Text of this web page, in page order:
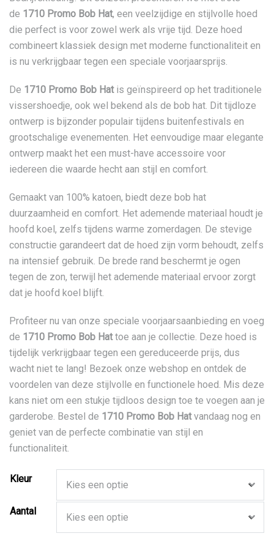
de 1710 Promo Bob Hat, een veelzijdige en stijlvolle hoed
die perfect is voor zowel werk als vrije tijd. Deze hoed
combineert klassiek design met moderne functionaliteit en
is nu verkrijgbaar tegen een speciale voorjaarsprijs.
De 1710 Promo Bob Hatis geïnspireerd op het traditionele
vissershoedje, ook wel bekend als de bob hat. Dit tijdloze
ontwerp is bijzonder populair tijdens buitenfestivals en
grootschalige evenementen. Het eenvoudige maar elegante
ontwerp maakt het een must-have accessoire voor
iedereen die waarde hecht aan stijl en comfort.
Gemaakt van 100% katoen, biedt deze bob hat
duurzaamheid en comfort. Het ademende materiaal houdt je
hoofd koel, zelfs tijdens warme zomerdagen. De stevige
constructie garandeert dat de hoed zijn vorm behoudt, zelfs
na intensief gebruik. De brede rand beschermt je ogen
tegen de zon, terwijl het ademende materiaal ervoor zorgt
dat je hoofd koel blijft.
Profiteer nu van onze speciale voorjaarsaanbieding en voeg
de 1710 Promo Bob Hattoe aan je collectie. Deze hoed is
tijdelijk verkrijgbaar tegen een gereduceerde prijs, dus
wacht niet te lang! Bezoek onze webshop en ontdek de
voordelen van deze stijlvolle en functionele hoed. Mis deze
kans niet om een stukje tijdloos design toe te voegen aan je
garderobe. Bestel de 1710 Promo Bob Hatvandaag nog en
geniet van de perfecte combinatie van stijl en
functionaliteit.
Kleur
Aantal